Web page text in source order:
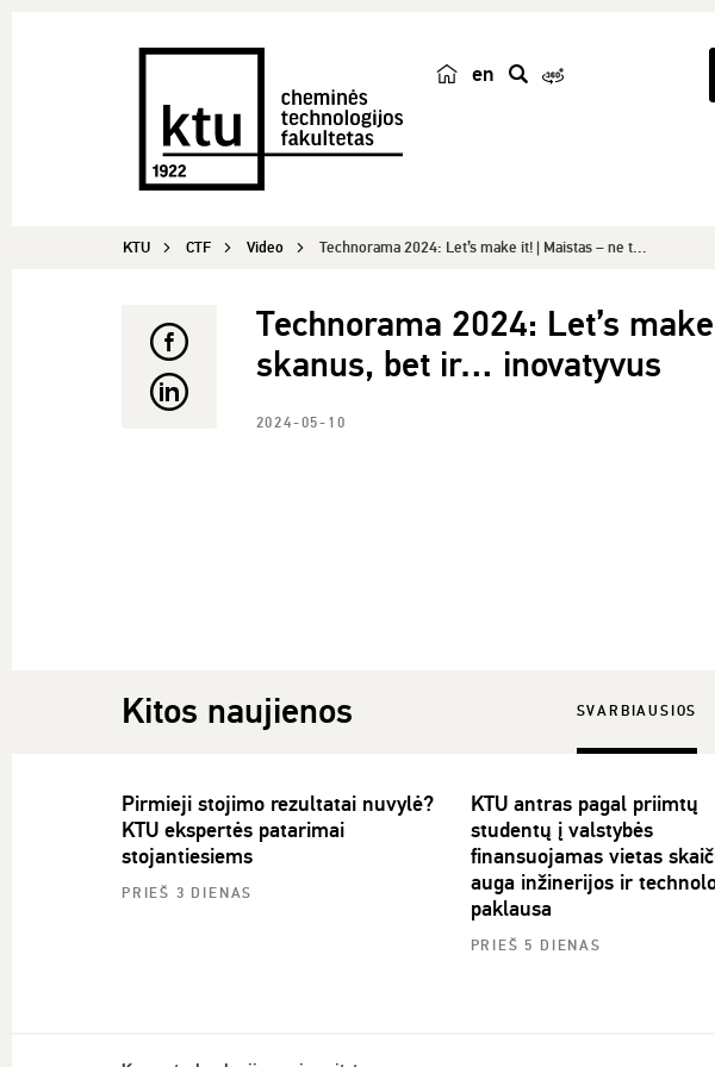
en
k
KTU CTF Video Technorama 2024: Let’s make it! | Maistas – ne t...
Technorama 2024: Let’s
skanus, bet ir… inovatyvus
2024-05-10
Kitos naujienos SVARBIAUSIOS
Pirmieji stojimo rezultatai nuvylė?
KTU ekspertės patarimai
stojantiesiems
PRIEŠ 3 DIENAS
KTU antras pagal priimtų
studentų į valstybės
finansuojamas vietas
auga inžinerijos ir
paklausa
PRIEŠ 5 DIENAS